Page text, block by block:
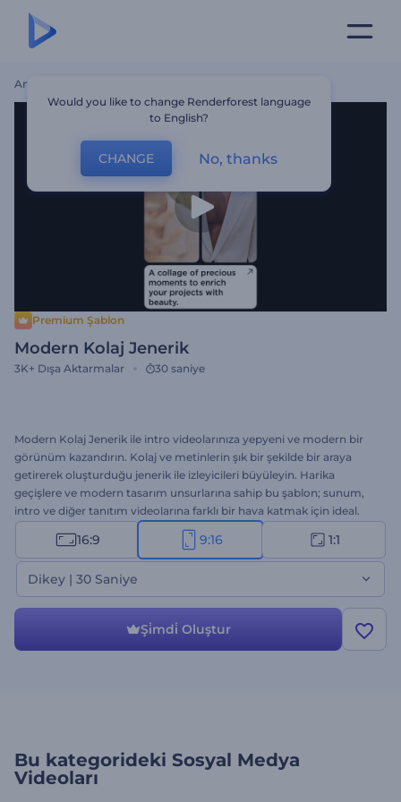
Ana Sayfa
Premium Şablon
Modern Kolaj Jenerik
3K+ Dışa Aktarmalar 30 saniye
Modern Kolaj Jenerik ile intro videolarınıza yepyeni ve modern bir
görünüm kazandırın. Kolaj ve metinlerin şık bir şekilde bir araya
getirerek oluşturduğu jenerik ile izleyicileri büyüleyin. Harika
geçişlere ve modern tasarım unsurlarına sahip bu şablon; sunum,
intro ve diğer tanıtım videolarına farklı bir hava katmak için ideal.
Kendi resim, video, metin, arkaplan müziği ya da ses kaydınız ile
özelleştirin ve benzersiz tarzınızı yansıtın. Hemen oluşturun ve
içeriğinizi öne çıkarın.
16:9 9:16 1:1
Dikey | 30 Saniye
Şi̇mdi̇ Oluştur
Bu kategorideki Sosyal Medya
Videoları
Would you like to change Renderforest language
to English?
CHANGE No, thanks